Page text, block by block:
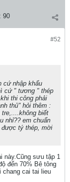
90
#52
cứ nhập khẩu
cứ " tương " thép
thi công phải
thủ" hỏi thêm :
biết
nhỉ?? em chuẩn
được tý thép, mời
này.Cũng sưu tập 1
đến 70% Bê tông
chang cai tai lieu